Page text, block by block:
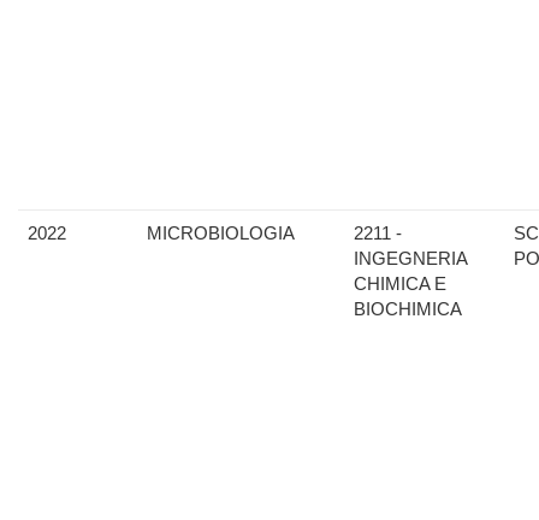
2022 MICROBIOLOGIA
2211 -
INGEGNERIA
CHIMICA E
BIOCHIMICA